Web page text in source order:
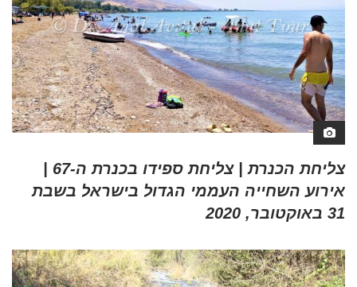
אירוע השחייה העממי הגדול בישראל בשבת
31 באוקטובר, 2020